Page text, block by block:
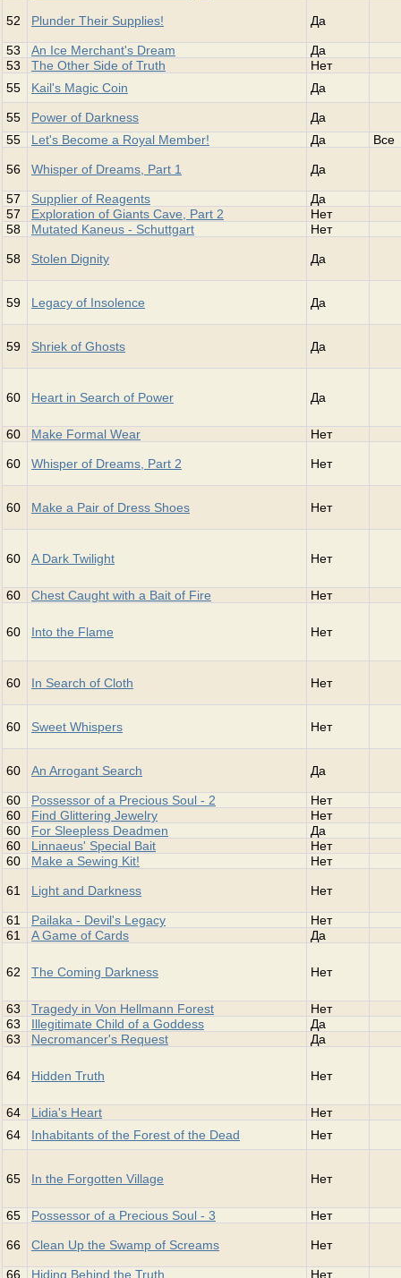
52 Plunder Their Supplies! Да
53 An Ice Merchant's Dream
Да
53
The Other Side of Truth
Нет
55
Kail's Magic Coin Да
55 Power of Darkness
Да
55
Let's Become a Royal Member! Да Все
56 Whisper of Dreams, Part 1 Да
57 Supplier of Reagents
Да
57
Exploration of Giants Cave, Part 2
Нет
58
Mutated Kaneus - Schuttgart Нет
58 Stolen Dignity Да
59 Legacy of Insolence Да
59 Shriek of Ghosts Да
60 Heart in Search of Power Да
60 Make Formal Wear Нет
60 Whisper of Dreams, Part 2 Нет
60 Make a Pair of Dress Shoes Нет
60 A Dark Twilight Нет
60 Chest Caught with a Bait of Fire Нет
60 Into the Flame Нет
60 In Search of Cloth Нет
60 Sweet Whispers Нет
60 An Arrogant Search Да
60 Possessor of a Precious Soul - 2
Нет
60
Find Glittering Jewelry
Нет
60
For Sleepless Deadmen
Да
60
Linnaeus' Special Bait
Нет
60
Make a Sewing Kit! Нет
61 Light and Darkness Нет
61 Pailaka - Devil's Legacy
Нет
61
A Game of Cards Да
62 The Coming Darkness Нет
63 Tragedy in Von Hellmann Forest
Нет
63
Illegitimate Child of a Goddess
Да
63
Necromancer's Request Да
64 Hidden Truth Нет
64 Lidia's Heart
Нет
64
Inhabitants of the Forest of the Dead Нет
65 In the Forgotten Village Нет
65 Possessor of a Precious Soul - 3 Нет
66 Clean Up the Swamp of Screams Нет
66 Hiding Behind the Truth Нет